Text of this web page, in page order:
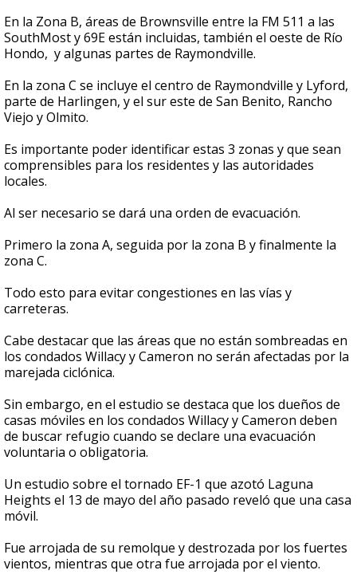
En la Zona B, áreas de Brownsville entre la FM 511 a las
SouthMost y 69E están incluidas, también el oeste de Río
Hondo, y algunas partes de Raymondville.
En la zona C se incluye el centro de Raymondville y Lyford,
parte de Harlingen, y el sur este de San Benito, Rancho
Viejo y Olmito.
Es importante poder identificar estas 3 zonas y que sean
comprensibles para los residentes y las autoridades
locales.
Al ser necesario se dará una orden de evacuación.
Primero la zona A, seguida por la zona B y finalmente la
zona C.
Todo esto para evitar congestiones en las vías y
carreteras.
Cabe destacar que las áreas que no están sombreadas en
los condados Willacy y Cameron no serán afectadas por la
marejada ciclónica.
Sin embargo, en el estudio se destaca que los dueños de
casas móviles en los condados Willacy y Cameron deben
de buscar refugio cuando se declare una evacuación
voluntaria o obligatoria.
Un estudio sobre el tornado EF-1 que azotó Laguna
Heights el 13 de mayo del año pasado reveló que una casa
móvil.
Fue arrojada de su remolque y destrozada por los fuertes
vientos, mientras que otra fue arrojada por el viento.